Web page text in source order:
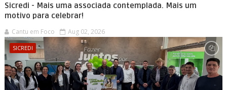
Sicredi - Mais uma associada contemplada. Mais um
motivo para celebrar!
Cantu em Foco Aug 02, 2026
SICREDI